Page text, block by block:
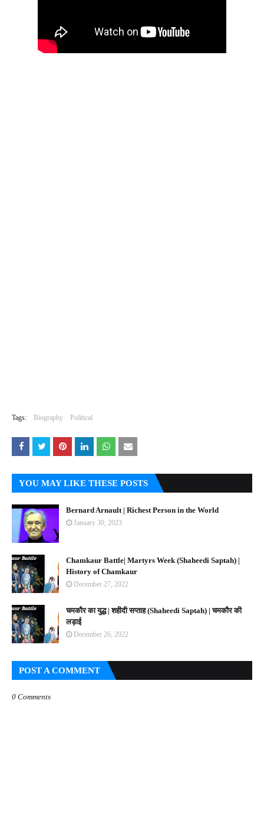
Tags: Biography Political
YOU MAY LIKE THESE POSTS
Bernard Arnault | Richest Person in the World
January 30, 2023
Chamkaur Battle| Martyrs Week (Shaheedi Saptah) |
History of Chamkaur
December 27, 2022
चमकौर का युद्ध | शहीदी सप्ताह (Shaheedi Saptah) | चमकौर की
लड़ाई
December 26, 2022
POST A COMMENT
0 Comments